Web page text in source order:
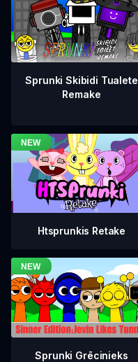
Sprunki Skibidi Tualete
Remake
Htsprunkis Retake
Sprunki Grēcinieks